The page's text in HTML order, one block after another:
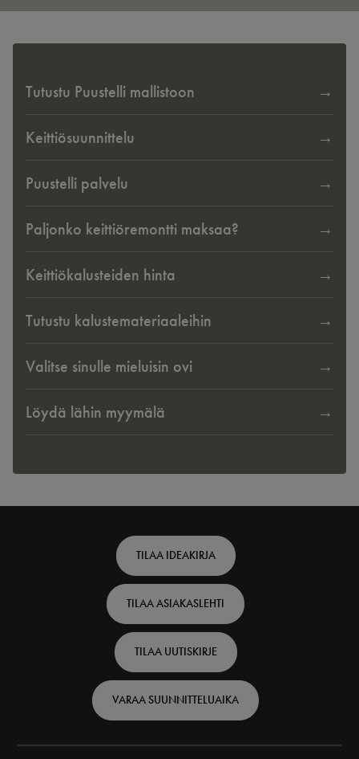
Tutustu Puustelli mallistoon
Keittiösuunnittelu
Puustelli palvelu
Paljonko keittiöremontti maksaa?
Keittiökalusteiden hinta
Tutustu kalustemateriaaleihin
Valitse sinulle mieluisin ovi
Löydä lähin myymälä
Finnish
TILAA IDEAKIRJA
TILAA ASIAKASLEHTI
TILAA UUTISKIRJE
VARAA SUUNNITTELUAIKA